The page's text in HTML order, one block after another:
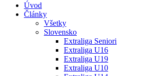
Úvod
Články
Všetky
Slovensko
Extraliga Seniori
Extraliga U16
Extraliga U19
Extraliga U10